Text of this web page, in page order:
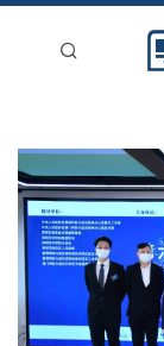
新聞稿分類
登入
刊登